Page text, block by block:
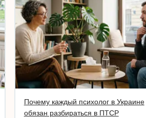
Почему каждый психолог в Украине
обязан разбираться в ПТСР